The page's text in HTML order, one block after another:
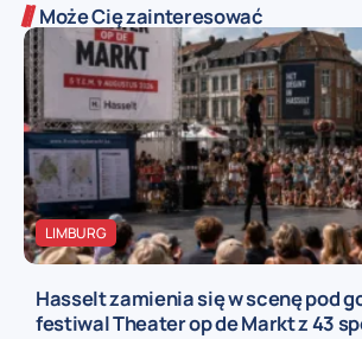
Może Cię zainteresować
LIMBURG
Hasselt zamienia się w scenę pod
festiwal Theater op de Markt z 43